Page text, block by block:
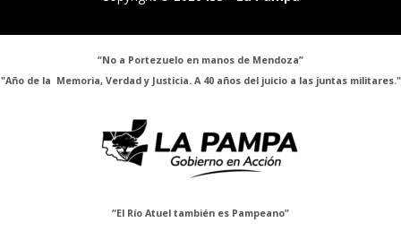
“No a Portezuelo en manos de Mendoza”
"Año de la Memoria, Verdad y Justicia. A 40 años del juicio a las juntas militares."
“El Río Atuel también es Pampeano”